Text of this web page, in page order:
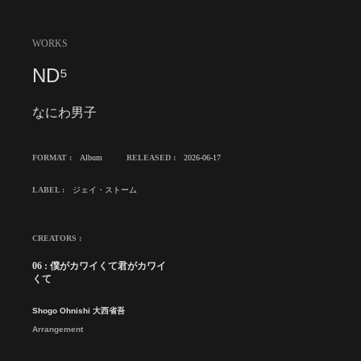
WORKS
ND⁵
なにわ男子
FORMAT : Album RELEASED : 2026-06-17
LABEL : ジェイ・ストーム
CREATORS :
06 : 僕がカワイくて君がカワイ
くて
Shogo Ohnishi 大西省吾
Arrangement